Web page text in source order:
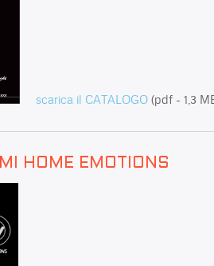
scarica il CATALOGO (pdf - 1,3
HOME EMOTIONS